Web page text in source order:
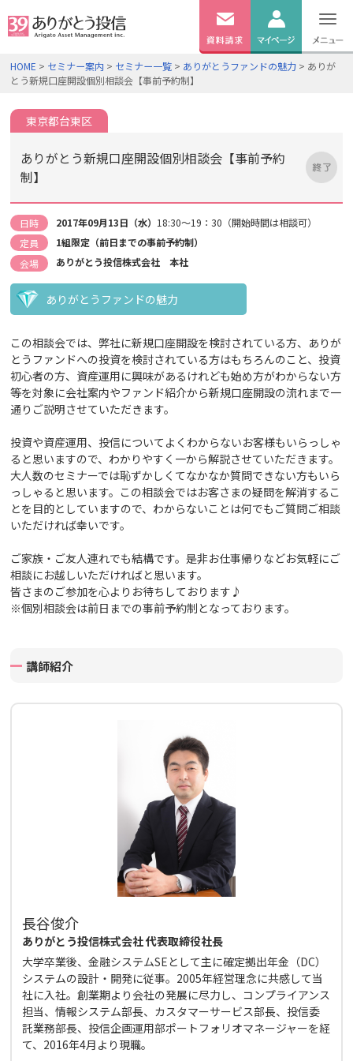
無料資料
ログイン
HOME > セミナー案内 > セミナー一覧 > ありがとうファンドの魅力 > ありが
とう新規口座開設個別相談会【事前予約制】
東京都台東区
ありがとう新規口座開設個別相談会【事前予約
制】
日時 2017年09月13日（水） 18:30～19：30（開始時間は相談可）
定員
1組限定（前日までの事前予約制）
会場
ありがとう投信株式会社 本社
ありがとうファンドの魅力
この相談会では、弊社に新規口座開設を検討されている方、ありが
とうファンドへの投資を検討されている方はもちろんのこと、投資
初心者の方、資産運用に興味があるけれども始め方がわからない方
等を対象に会社案内やファンド紹介から新規口座開設の流れまで一
通りご説明させていただきます。
投資や資産運用、投信についてよくわからないお客様もいらっしゃ
ると思いますので、わかりやすく一から解説させていただきます。
大人数のセミナーでは恥ずかしくてなかなか質問できない方もいら
っしゃると思います。この相談会ではお客さまの疑問を解消するこ
とを目的としていますので、わからないことは何でもご質問ご相談
いただければ幸いです。
ご家族・ご友人連れでも結構です。是非お仕事帰りなどお気軽にご
相談にお越しいただければと思います。
皆さまのご参加を心よりお待ちしております♪
※個別相談会は前日までの事前予約制となっております。
講師紹介
長谷俊介
ありがとう投信株式会社 代表取締役社長
大学卒業後、金融システムSEとして主に確定拠出年金（DC）
システムの設計・開発に従事。2005年経営理念に共感して当
社に入社。創業期より会社の発展に尽力し、コンプライアンス
担当、情報システム部長、カスタマーサービス部長、投信委
託業務部長、投信企画運用部ポートフォリオマネージャーを経
て、2016年4月より現職。